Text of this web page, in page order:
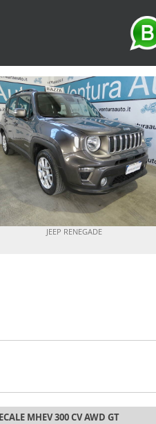
JEEP RENEGADE
MHEV 300 CV AWD GT